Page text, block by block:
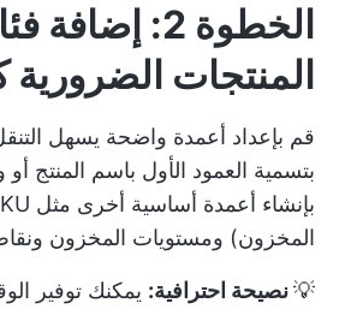
الخطوة 2: إضافة
المنتجات الضرورية
قم بإعداد أعمدة واضحة يسهل
بتسمية العمود الأول باسم
المخزون) ومستويات المخزون
💡نصيحة احترافية: يمكنك توفير